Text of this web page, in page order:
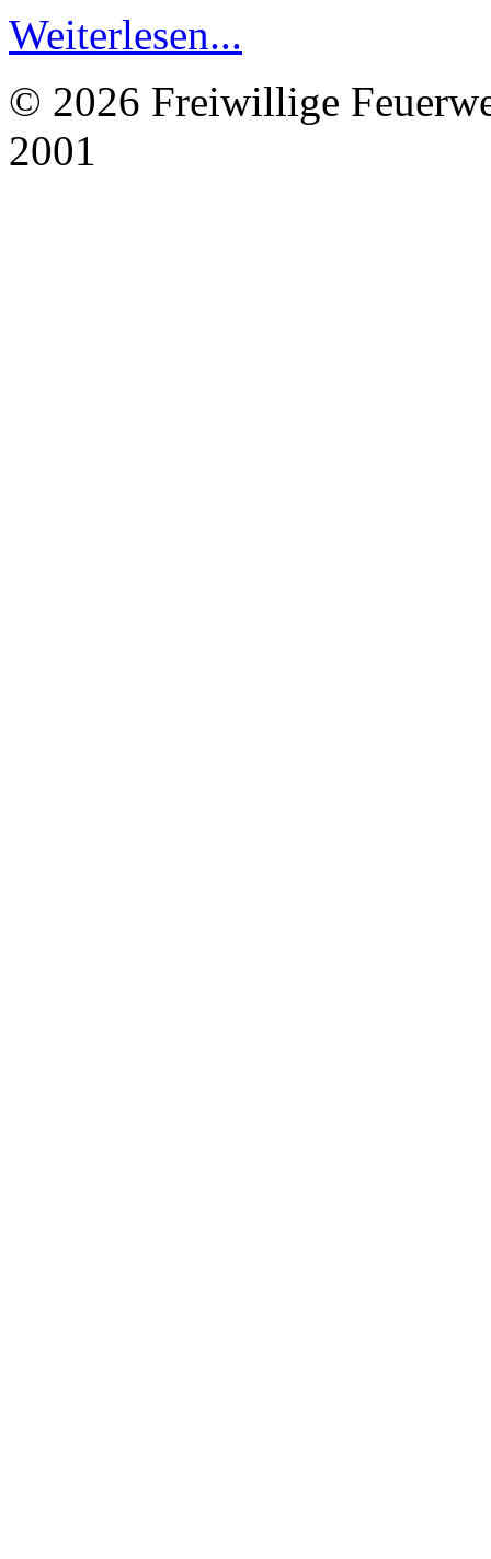
Weiterlesen...
© 2026 Freiwillige
2001